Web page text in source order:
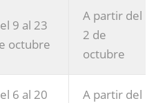
9 al 23
octubre
A partir del
2 de
octubre
6 al 20
A partir del